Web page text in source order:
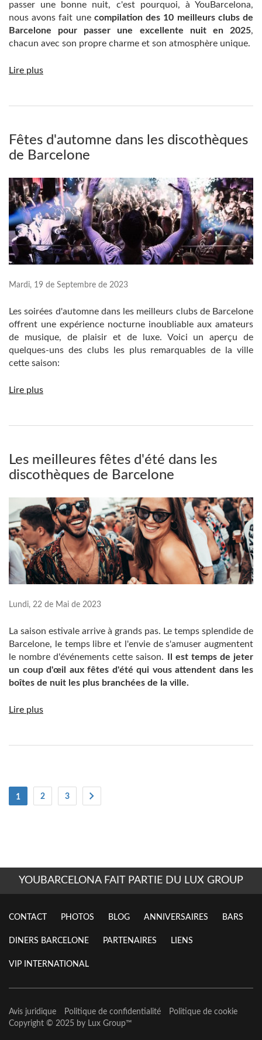
passer une bonne nuit, c'est pourquoi, à YouBarcelona,
nous avons fait unecompilation des 10 meilleurs clubs de
Barcelone pour passer une excellente nuit en 2025,
chacun avec son propre charme et son atmosphère unique.
Lire plus
Fêtes d'automne dans les discothèques
de Barcelone
Mardi, 19 de Septembre de 2023
Les soirées d'automne dans les meilleurs clubs de Barcelone
offrent une expérience nocturne inoubliable aux amateurs
de musique, de plaisir et de luxe. Voici un aperçu de
quelques-uns des clubs les plus remarquables de la ville
cette saison:
Lire plus
Les meilleures fêtes d'été dans les
discothèques de Barcelone
Lundi, 22 de Mai de 2023
La saison estivale arrive à grands pas. Le temps splendide de
Barcelone, le temps libre et l'envie de s'amuser augmentent
le nombre d'événements cette saison. Il est temps de jeter
un coup d'œil aux fêtes d'été qui vous attendent dans les
boîtes de nuit les plus branchées de la ville.
Lire plus
1 (actuel)
2 3
YOUBARCELONA FAIT PARTIE DU LUX GROUP
CONTACT PHOTOS BLOG ANNIVERSAIRES BARS
DINERS BARCELONE PARTENAIRES LIENS
VIP INTERNATIONAL
Avis juridique Politique de confidentialité
Politique de cookie
Copyright © 2025 by Lux Group™